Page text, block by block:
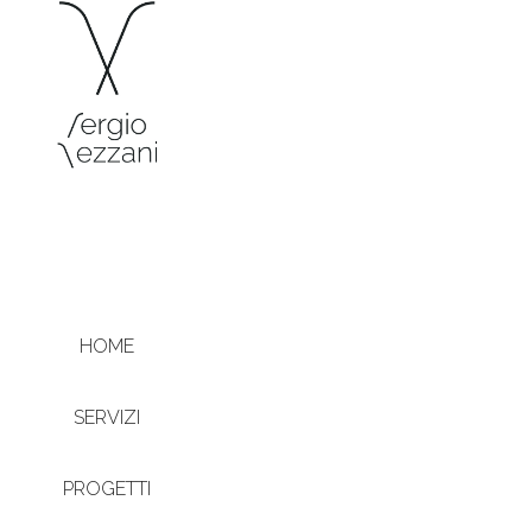
HOME
SERVIZI
PROGETTI